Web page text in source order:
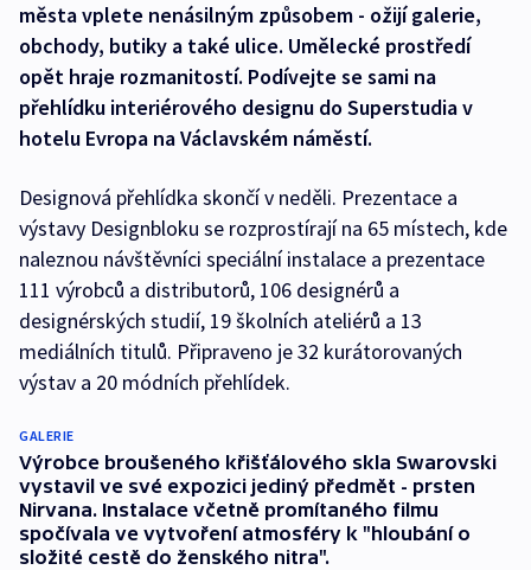
města vplete nenásilným způsobem - ožijí galerie,
obchody, butiky a také ulice. Umělecké prostředí
opět hraje rozmanitostí. Podívejte se sami na
přehlídku interiérového designu do Superstudia v
hotelu Evropa na Václavském náměstí.
Designová přehlídka skončí v neděli. Prezentace a
výstavy Designbloku se rozprostírají na 65 místech, kde
naleznou návštěvníci speciální instalace a prezentace
111 výrobců a distributorů, 106 designérů a
designérských studií, 19 školních ateliérů a 13
mediálních titulů. Připraveno je 32 kurátorovaných
výstav a 20 módních přehlídek.
GALERIE
Výrobce broušeného křišťálového skla Swarovski
vystavil ve své expozici jediný předmět - prsten
Nirvana. Instalace včetně promítaného filmu
spočívala ve vytvoření atmosféry k "hloubání o
složité cestě do ženského nitra".